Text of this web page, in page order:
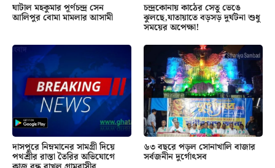
ঘাটাল মহকুমার পূর্ণচন্দ্র সেন
আলিপুর বোমা মামলার আসামী
চন্দ্রকোনায় কাঠের সেতু ভেঙে
ঝুলছে,যাতায়াতে বড়সড় দুর্ঘটনা শুধু
সময়ের অপেক্ষা!
দাসপুরে নিম্নমানের সামগ্রী দিয়ে
পথশ্রীর রাস্তা তৈরির অভিযোগে
৬৩ বছরে পড়ল সোনাখালি বাজার
সর্বজনীন দুর্গোৎসব